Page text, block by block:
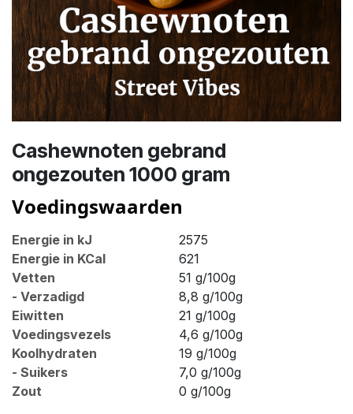
Cashewnoten gebrand
ongezouten 1000 gram
Voedingswaarden
Energie in kJ
2575
Energie in KCal
621
Vetten
51 g/100g
- Verzadigd
8,8 g/100g
Eiwitten
21 g/100g
Voedingsvezels
4,6 g/100g
Koolhydraten
19 g/100g
- Suikers
7,0 g/100g
Zout
0 g/100g